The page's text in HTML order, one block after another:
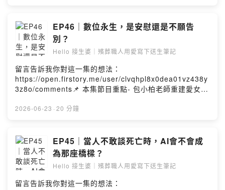
人用愛寫下送生筆記頻道簡介：這裡是一個溫暖且療癒的
暢談空間，將不設限地與您分享生死議題、專業知識、產
業現況、時事資訊。願在生命的最後，您我都能 『不虛此
生』 也 『期待此生』。弘願禮儀｜殯葬禮儀服務｜Hello
接生婆｜Podcast禮儀諮詢｜臨終關懷｜免費殯葬｜客製化
告別式上善法若水．弘願眾生心．滴入今生尾．串連來世
緣📞 24H服務專線：02-25024444🎧 Podcast 雙週二更
新 & 主題式更新✨ 官方社群：
linktr.ee/hello_hungyuan-本節目由【弘願禮儀服務】與
EP46｜數位永生，是安慰還是不願告
別？
Hello 接生婆｜殯葬職人用愛寫下送生筆記
留言告訴我你對這一集的想法：
https://open.firstory.me/user/clvqhpl8x0dea01vz438y
3z8o/comments📌 本集節目重點- 包小柏老師重建愛女數
來，擁有權究竟屬於誰？- 如果死亡能被技術延後，人類對
Hello 接生婆｜殯葬職人用愛寫下送生筆記頻道簡介：這裡
是一個溫暖且療癒的暢談空間，將不設限地與您分享生死
議題、專業知識、產業現況、時事資訊。願在生命的最
後，您我都能 『不虛此生』 也 『期待此生』。弘願禮儀
｜殯葬禮儀服務｜Hello 接生婆｜Podcast禮儀諮詢｜臨終
2026-06-23 · 20 分鐘
EP45｜當人不敢談死亡時，AI會不會成
為那座橋樑？
Hello 接生婆｜殯葬職人用愛寫下送生筆記
留言告訴我你對這一集的想法：